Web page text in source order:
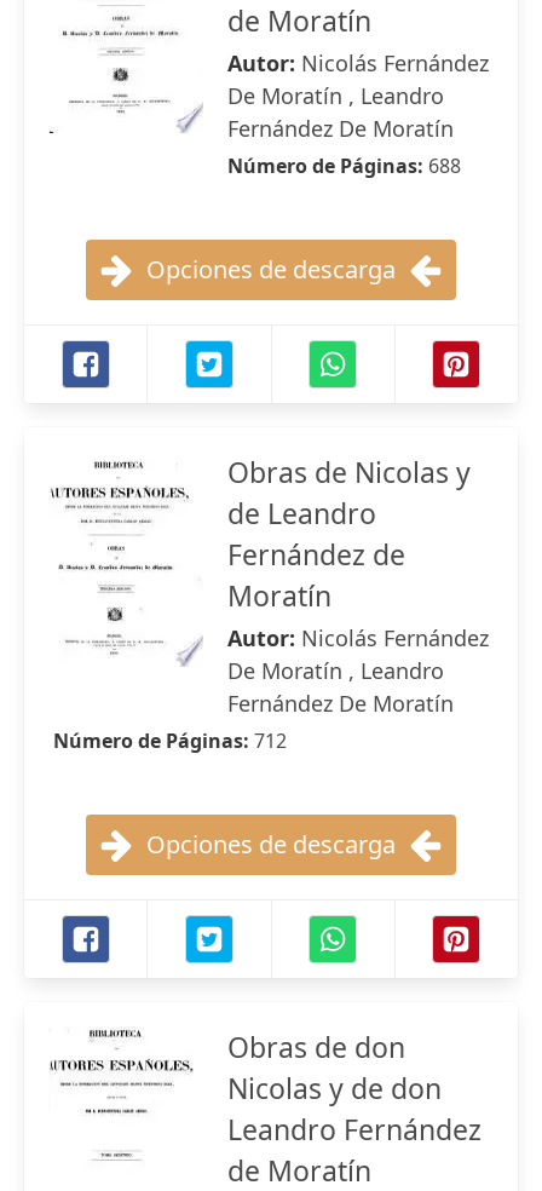
de Moratín
Autor: Nicolás Fernández
De Moratín , Leandro
Fernández De Moratín
Número de Páginas: 688
Opciones de descarga
Obras de Nicolas y
de Leandro
Fernández de
Moratín
Autor: Nicolás Fernández
De Moratín , Leandro
Fernández De Moratín
Número de Páginas: 712
Opciones de descarga
Obras de don
Nicolas y de don
Leandro Fernández
de Moratín